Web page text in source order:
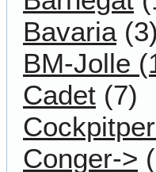
Bavaria(3)
BM-Jolle
Cadet (7)
Conger->